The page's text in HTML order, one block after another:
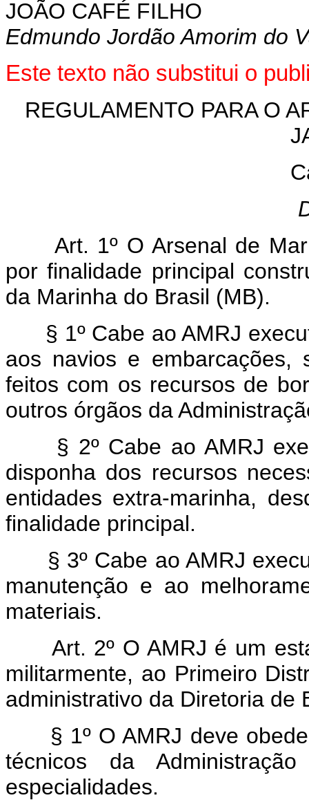
JOÃO CAFÉ FILHO
Edmundo Jordão Amorim do
Este texto não substitui o
REGULAMENTO PARA O
Art. 1º O Arsenal de
por finalidade principal
da Marinha do Brasil (MB).
§ 1º Cabe ao AMRJ
aos navios e embarcações,
feitos com os recursos de
outros órgãos da
§ 2º Cabe ao AMRJ
disponha dos recursos
entidades extra-marinha,
finalidade principal.
§ 3º Cabe ao AMRJ
manutenção e ao
materiais.
Art. 2º O AMRJ é um
militarmente, ao Primeiro
administrativo da Diretoria de
§ 1º O AMRJ deve
técnicos da
especialidades.